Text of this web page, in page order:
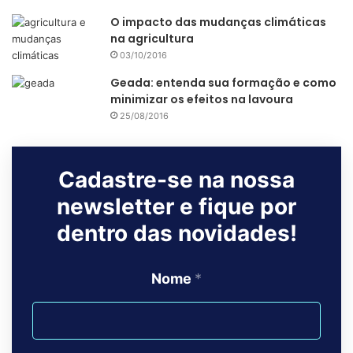
Além disso, boa parte dessa soja se destina à ração de
salmão, tilápia e camarão.
Selo da certificação RTRS para a soja (ReproduçãoFood
O impacto das mudanças climáticas
na agricultura
03/10/2016
Geada: entenda sua formação e como
minimizar os efeitos na lavoura
25/08/2016
Cadastre-se na nossa
newsletter e fique por
dentro das novidades!
Nome *